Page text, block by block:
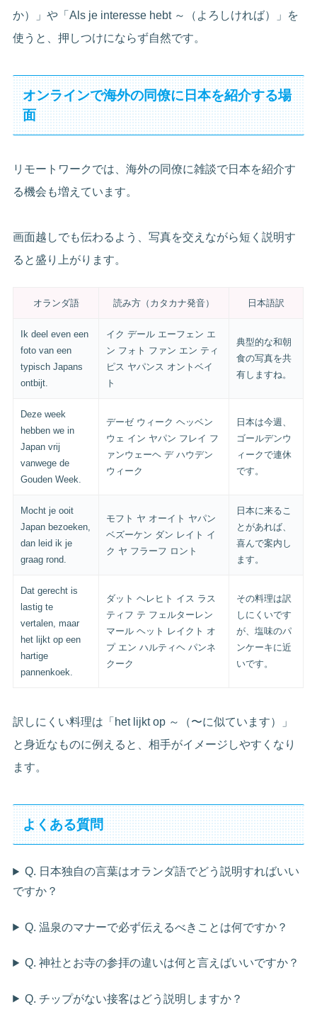
か）」や「Als je interesse hebt ～（よろしければ）」を
使うと、押しつけにならず自然です。
オンラインで海外の同僚に日本を紹介する場
面
リモートワークでは、海外の同僚に雑談で日本を紹介す
る機会も増えています。
画面越しでも伝わるよう、写真を交えながら短く説明す
ると盛り上がります。
オランダ語 読み方（カタカナ発音） 日本語訳
Ik deel even een
foto van een
typisch Japans
ontbijt.
イク デール エーフェン エ
ン フォト ファン エン ティ
ピス ヤパンス オントベイ
ト
典型的な和朝
食の写真を共
有しますね。
Deze week
hebben we in
Japan vrij
vanwege de
Gouden Week.
デーゼ ウィーク ヘッベン
ウェ イン ヤパン フレイ フ
ァンウェーヘ デ ハウデン
ウィーク
日本は今週、
ゴールデンウ
ィークで連休
です。
Mocht je ooit
Japan bezoeken,
dan leid ik je
graag rond.
モフト ヤ オーイト ヤパン
ベズーケン ダン レイト イ
ク ヤ フラーフ ロント
日本に来るこ
とがあれば、
喜んで案内し
ます。
Dat gerecht is
lastig te
vertalen, maar
het lijkt op een
hartige
pannenkoek.
ダット ヘレヒト イス ラス
ティフ テ フェルターレン
マール ヘット レイクト オ
プ エン ハルティヘ パンネ
クーク
その料理は訳
しにくいです
が、塩味のパ
ンケーキに近
いです。
訳しにくい料理は「het lijkt op ～（〜に似ています）」
と身近なものに例えると、相手がイメージしやすくなり
ます。
よくある質問
Q. 日本独自の言葉はオランダ語でどう説明すればいい
ですか？
Q. 温泉のマナーで必ず伝えるべきことは何ですか？
Q. 神社とお寺の参拝の違いは何と言えばいいですか？
Q. チップがない接客はどう説明しますか？